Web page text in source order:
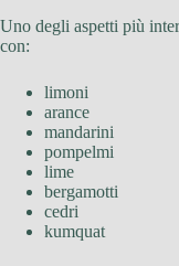
Uno degli aspetti più
con:
limoni
arance
mandarini
pompelmi
lime
bergamotti
cedri
kumquat